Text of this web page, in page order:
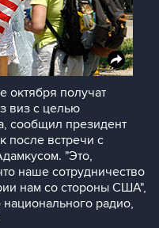
октября получат
виз с целью
сообщил президент
встречи с
"Это,
наше сотрудничество
нам со стороны США",
радио,